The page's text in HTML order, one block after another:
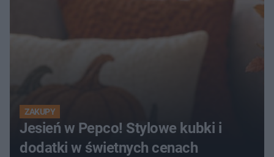
ZAKUPY
Jesień w Pepco! Stylowe kubki i
dodatki w świetnych cenach